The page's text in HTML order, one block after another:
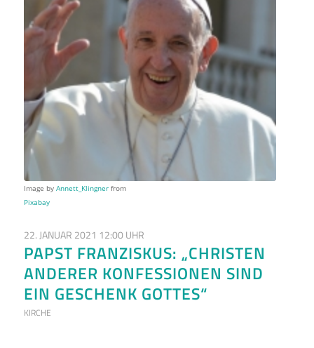
Image by Annett_Klingnerfrom
Pixabay
22. JANUAR 2021 12:00 UHR
PAPST FRANZISKUS: „CHRISTEN
ANDERER KONFESSIONEN SIND
EIN GESCHENK GOTTES“
KIRCHE